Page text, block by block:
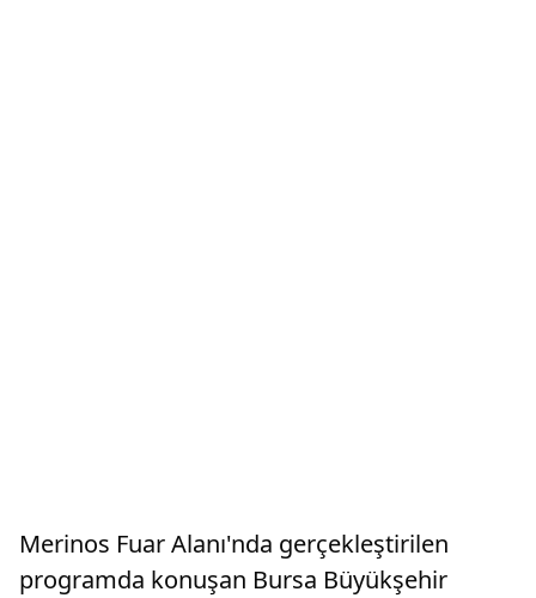
Merinos Fuar Alanı'nda gerçekleştirilen
programda konuşan Bursa Büyükşehir